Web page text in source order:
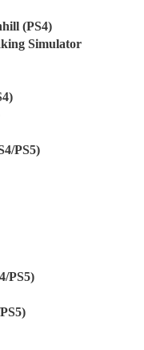
(PS4)
Simulator
PS5)
PS5)